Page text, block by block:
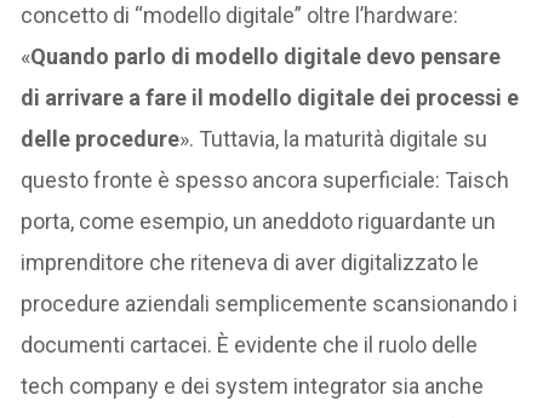
concetto di “modello digitale” oltre l’hardware:
«Quando parlo di modello digitale devo pensare
di arrivare a fare il modello digitale dei processi e
delle procedure». Tuttavia, la maturità digitale su
questo fronte è spesso ancora superficiale: Taisch
porta, come esempio, un aneddoto riguardante un
imprenditore che riteneva di aver digitalizzato le
procedure aziendali semplicemente scansionando i
documenti cartacei. È evidente che il ruolo delle
tech company e dei system integrator sia anche